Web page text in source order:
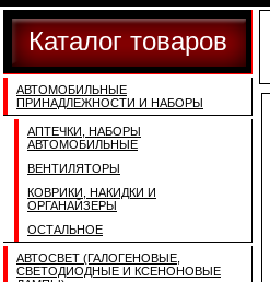
Каталог товаров
АВТОМОБИЛЬНЫЕ
ПРИНАДЛЕЖНОСТИ И НАБОРЫ
АПТЕЧКИ, НАБОРЫ
АВТОМОБИЛЬНЫЕ
ВЕНТИЛЯТОРЫ
КОВРИКИ, НАКИДКИ И
ОРГАНАЙЗЕРЫ
ОСТАЛЬНОЕ
АВТОСВЕТ (ГАЛОГЕНОВЫЕ,
СВЕТОДИОДНЫЕ И КСЕНОНОВЫЕ